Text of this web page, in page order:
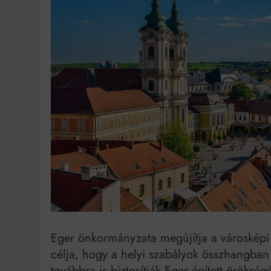
Ingatlanpiaci
Eger önkormányzata megújítja a
célja, hogy a helyi szabályok